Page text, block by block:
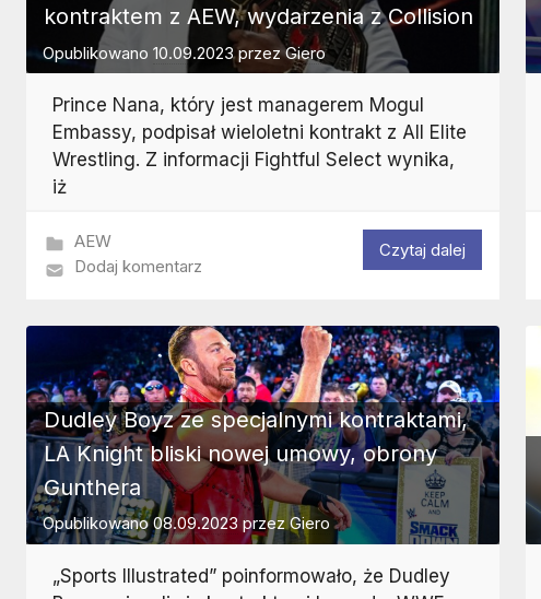
kontraktem z AEW, wydarzenia z Collision
Opublikowano 10.09.2023przezGiero
Prince Nana, który jest managerem Mogul
Embassy, podpisał wieloletni kontrakt z All Elite
Wrestling. Z informacji Fightful Select wynika,
iż
AEW
Dodaj komentarz
Czytaj dalej
Dudley Boyz ze specjalnymi kontraktami,
LA Knight bliski nowej umowy, obrony
Gunthera
Opublikowano08.09.2023 przezGiero
„Sports Illustrated” poinformowało, że Dudley